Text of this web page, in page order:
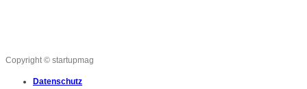
Copyright © startupmag
Datenschutz